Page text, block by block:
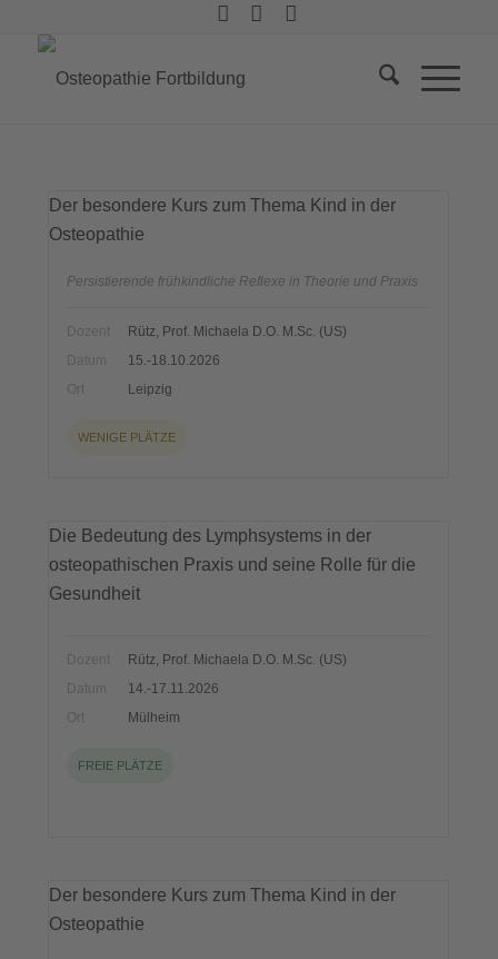
Der besondere Kurs zum Thema Kind in der
Osteopathie
Persistierende frühkindliche Reflexe in Theorie und Praxis
Dozent
Rütz, Prof. Michaela D.O. M.Sc. (US)
Datum
15.-18.10.2026
Ort
Leipzig
WENIGE PLÄTZE
Die Bedeutung des Lymphsystems in der
osteopathischen Praxis und seine Rolle für die
Gesundheit
Dozent
Rütz, Prof. Michaela D.O. M.Sc. (US)
Datum
14.-17.11.2026
Ort
Mülheim
FREIE PLÄTZE
Der besondere Kurs zum Thema Kind in der
Osteopathie